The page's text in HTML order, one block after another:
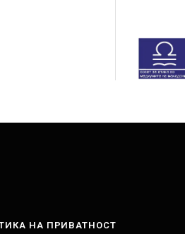
НА ПРИВАТНОСТ